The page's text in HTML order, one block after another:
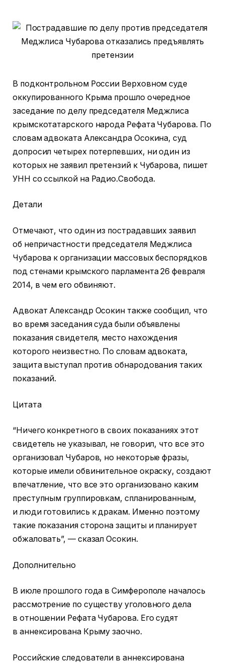
В подконтрольном России Верховном суде
оккупированного Крыма прошло очередное
заседание по делу председателя Меджлиса
крымскотатарского народа Рефата Чубарова. По
словам адвоката Александра Осокина, суд
допросил четырех потерпевших, ни один из
которых не заявил претензий к Чубарова, пишет
УНН со ссылкой на Радио.Свобода.
Детали
Отмечают, что один из пострадавших заявил
об непричастности председателя Меджлиса
Чубарова к организации массовых беспорядков
под стенами крымского парламента 26 февраля
2014, в чем его обвиняют.
Адвокат Александр Осокин также сообщил, что
во время заседания суда были объявлены
показания свидетеля, место нахождения
которого неизвестно. По словам адвоката,
защита выступал против обнародования таких
показаний.
Цитата
“Ничего конкретного в своих показаниях этот
свидетель не указывал, не говорил, что все это
организовал Чубаров, но некоторые фразы,
которые имели обвинительное окраску, создают
впечатление, что все это организовано каким
преступным группировкам, спланированным,
и люди готовились к дракам. Именно поэтому
такие показания сторона защиты и планирует
обжаловать”, — сказал Осокин.
Дополнительно
В июле прошлого года в Симферополе началось
рассмотрение по существу уголовного дела
в отношении Рефата Чубарова. Его судят
в аннексирована Крыму заочно.
Российские следователи в аннексирована